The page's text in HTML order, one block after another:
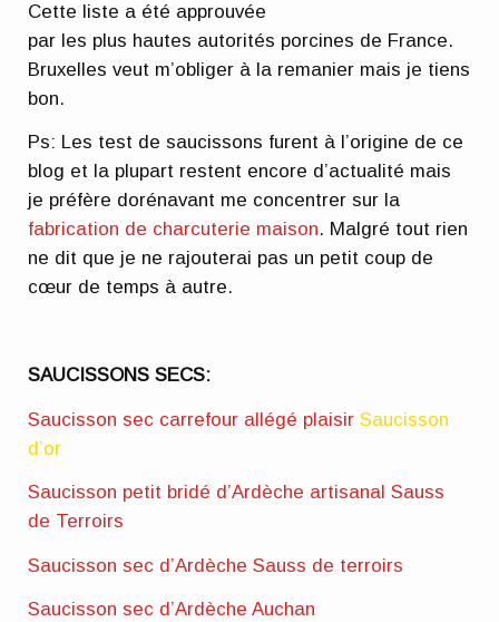
Cette liste a été approuvée
par les plus hautes autorités porcines de France.
Bruxelles veut m’obliger à la remanier mais je tiens
bon.
Ps: Les test de saucissons furent à l’origine de ce
blog et la plupart restent encore d’actualité mais
je préfère dorénavant me concentrer sur la
fabrication de charcuterie maison. Malgré tout rien
ne dit que je ne rajouterai pas un petit coup de
cœur de temps à autre.
SAUCISSONS SECS:
Saucisson sec carrefour allégé plaisir Saucisson
d’or
Saucisson petit bridé d’Ardèche artisanal Sauss
de Terroirs
Saucisson sec d’Ardèche Sauss de terroirs
Saucisson sec d’Ardèche Auchan